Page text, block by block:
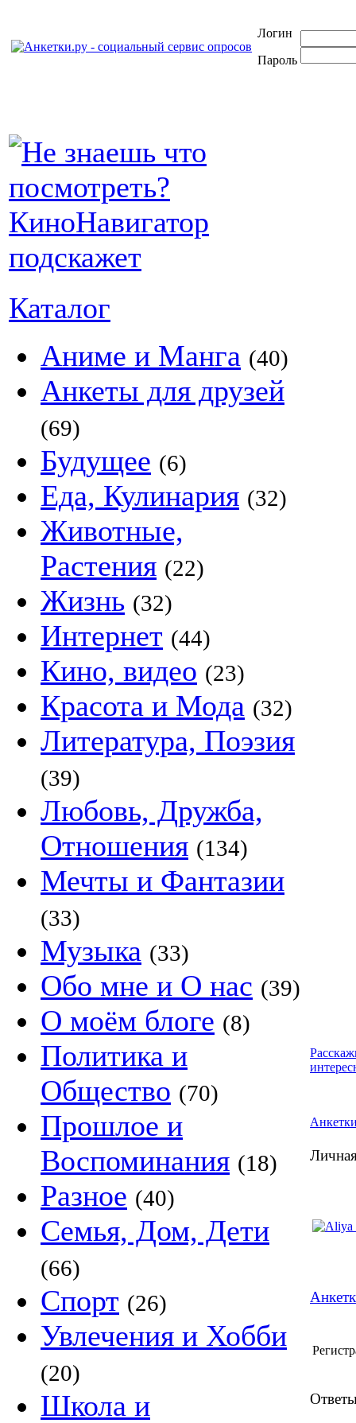
Логин
Пароль
Каталог
Аниме и Манга (40)
Анкеты для друзей
(69)
Будущее (6)
Еда, Кулинария (32)
Животные,
Растения (22)
Жизнь (32)
Интернет (44)
Кино, видео (23)
Красота и Мода (32)
Литература, Поэзия
(39)
Любовь, Дружба,
Отношения (134)
Мечты и Фантазии
(33)
Музыка (33)
Обо мне и О нас (39)
О моём блоге (8)
Политика и
Общество (70)
Прошлое и
Воспоминания (18)
Разное (40)
Семья, Дом, Дети
(66)
Спорт (26)
Увлечения и Хобби
(20)
Школа и